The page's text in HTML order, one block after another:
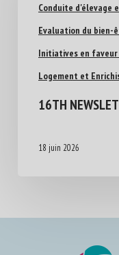
Conduite d'élevage
Evaluation du
Initiatives en
Logement et
16TH
18 juin 2026